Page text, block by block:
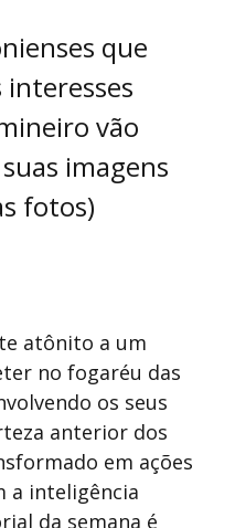
que
vão
imagens
fotos)
atônito a um
no fogaréu das
os seus
anterior dos
em ações
a inteligência
da semana é